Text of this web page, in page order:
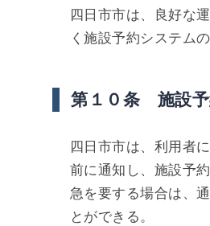
四日市市は、良好な
く施設予約システム
第１０条 施設
四日市市は、利用者
前に通知し、施設予
急を要する場合は、
とができる。